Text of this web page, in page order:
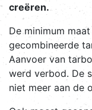
creëren.
De minimum
gecombineerde
Aanvoer van
werd verbod. De
niet meer aan de